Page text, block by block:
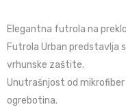
Elegantna futrola na
Futrola Urban predstavlja
vrhunske zaštite.
Unutrašnjost od
ogrebotina.